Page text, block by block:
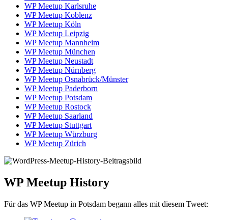
WP Meetup Karlsruhe
WP Meetup Koblenz
WP Meetup Köln
WP Meetup Leipzig
WP Meetup Mannheim
WP Meetup München
WP Meetup Neustadt
WP Meetup Nürnberg
WP Meetup Osnabrück/Münster
WP Meetup Paderborn
WP Meetup Potsdam
WP Meetup Rostock
WP Meetup Saarland
WP Meetup Stuttgart
WP Meetup Würzburg
WP Meetup Zürich
WP Meetup History
Für das WP Meetup in Potsdam begann alles mit diesem Tweet: